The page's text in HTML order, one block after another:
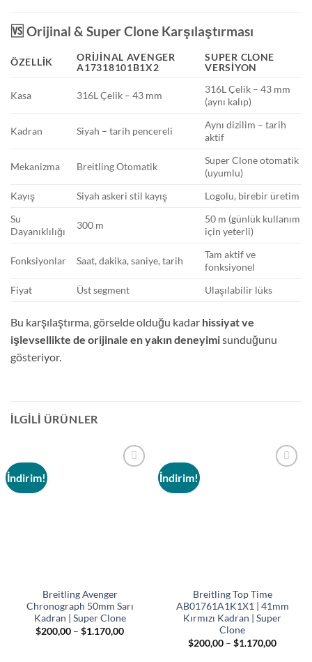
🆚 Orijinal & Super Clone Karşılaştırması
ÖZELLIK
ORIJINAL AVENGER
A17318101B1X2
SUPER CLONE
VERSIYON
Kasa 316L Çelik – 43 mm
316L Çelik – 43 mm
(aynı kalıp)
Kadran Siyah – tarih pencereli
Aynı dizilim – tarih
aktif
Mekanizma Breitling Otomatik
Super Clone otomatik
(uyumlu)
Kayış
Siyah askeri stil kayış
Logolu, birebir üretim
Su
Dayanıklılığı
300 m
50 m (günlük kullanım
için yeterli)
Fonksiyonlar Saat, dakika, saniye, tarih
Tam aktif ve
fonksiyonel
Fiyat
Üst segment Ulaşılabilir lüks
Bu karşılaştırma, görselde olduğu kadar hissiyat ve
işlevsellikte de orijinale en yakın deneyimisunduğunu
gösteriyor.
İLGILI ÜRÜNLER
İndirim!
Breitling Avenger
Chronograph 50mm Sarı
Kadran | Super Clone
$200,00 – $1.170,00Fiyat
İndirim!
Breitling Top Time
AB01761A1K1X1 | 41mm
Kırmızı Kadran | Super
Clone
$200,00 – $1.170,00Fiyat